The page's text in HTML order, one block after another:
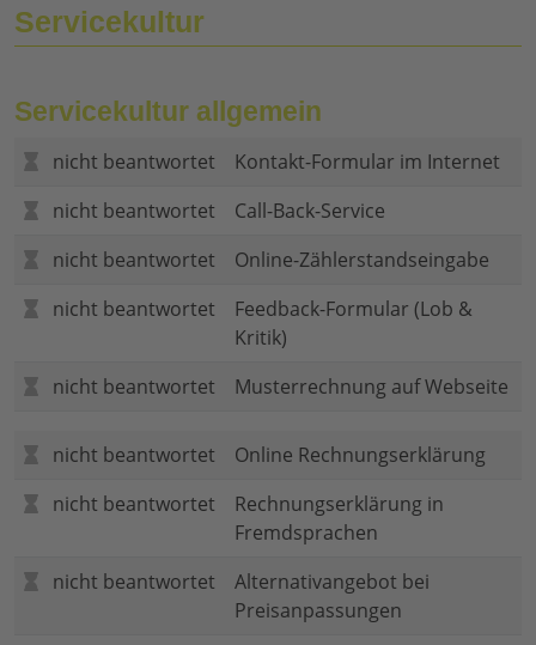
Servicekultur
Servicekultur allgemein
nicht beantwortet
Kontakt-Formular im Internet
nicht beantwortet
Call-Back-Service
nicht beantwortet
Online-Zählerstandseingabe
nicht beantwortet
Feedback-Formular (Lob &
Kritik)
nicht beantwortet
Musterrechnung auf Webseite
nicht beantwortet
Online Rechnungserklärung
nicht beantwortet
Rechnungserklärung in
Fremdsprachen
nicht beantwortet
Alternativangebot bei
Preisanpassungen